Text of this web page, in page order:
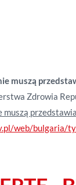
muszą
Zdrowia
muszą
web/bulgaria/